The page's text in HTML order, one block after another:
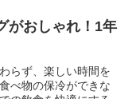
がおしゃれ！1年
らず、楽しい時間を
べ物の保冷ができな